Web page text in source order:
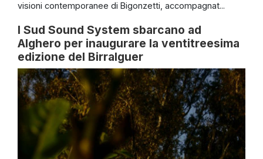
visioni contemporanee di Bigonzetti, accompagnat...
I Sud Sound System sbarcano ad
Alghero per inaugurare la ventitreesima
edizione del Birralguer